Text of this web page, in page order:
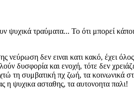
τραύματα... Το ότι μπορεί
νεύρωση δεν ειναι κατι κακό, έχει
δυσφορία και ενοχή, τότε δεν
τη συμβατική πχ ζωή, τα κοινωνικά
η ψυχικα ασταθης, τα αυτονοητα παλι!